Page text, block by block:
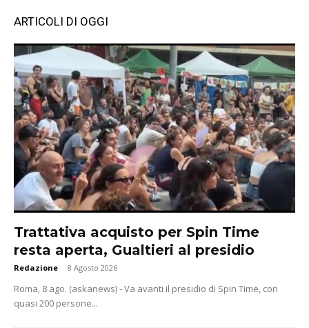
ARTICOLI DI OGGI
Trattativa acquisto per Spin Time
resta aperta, Gualtieri al presidio
Redazione - 8 Agosto 2026
Roma, 8 ago. (askanews) - Va avanti il presidio di Spin Time, con
quasi 200 persone...